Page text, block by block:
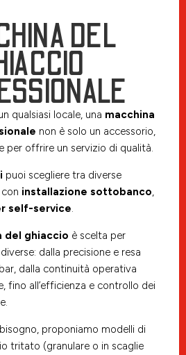
DEL
qualsiasi locale, una macchina
non è solo un accessorio,
per offrire un servizio di qualità.
puoi scegliere tra diverse
installazione sottobanco
self-service
del ghiaccio è scelta per
dalla precisione e resa
dalla continuità operativa
fino all’efficienza e controllo dei
proponiamo modelli di
tritato (granulare o in scaglie